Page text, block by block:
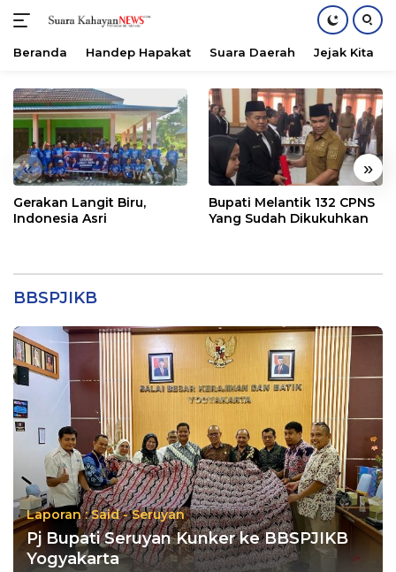
konten
Beranda Handep Hapakat Suara Daerah Jejak Kita
« »
Gerakan Langit Biru,
Indonesia Asri
Bupati Melantik 132 CPNS
Yang Sudah Dikukuhkan
BBSPJIKB
Laporan : Said - Seruyan
Pj Bupati Seruyan Kunker ke BBSPJIKB
Yogyakarta